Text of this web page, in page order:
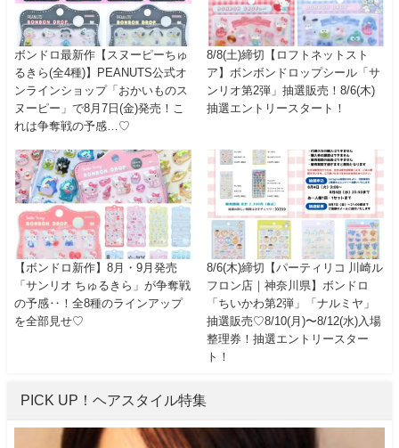
ボンドロ最新作【スヌーピーちゅ
るきら(全4種)】PEANUTS公式オ
ンラインショップ「おかいものス
ヌーピー」で8月7日(金)発売！こ
れは争奪戦の予感…♡
8/8(土)締切【ロフトネットスト
ア】ボンボンドロップシール「サ
ンリオ第2弾」抽選販売！8/6(木)
抽選エントリースタート！
【ボンドロ新作】8月・9月発売
「サンリオ ちゅるきら」が争奪戦
の予感‥！全8種のラインアップ
を全部見せ♡
8/6(木)締切【パーティリコ 川崎ル
フロン店｜神奈川県】ボンドロ
「ちいかわ第2弾」「ナルミヤ」
抽選販売♡8/10(月)〜8/12(水)入場
整理券！抽選エントリースター
ト！
PICK UP！ヘアスタイル特集